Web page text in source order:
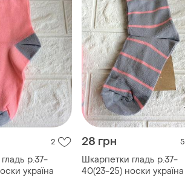
2
р.37-
україна
28 грн 5
Шкарпетки гладь р.37-
40(23-25) носки україна
37 і ще 3
TOP